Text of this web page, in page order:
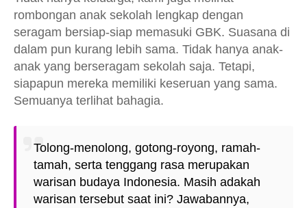
rombongan anak sekolah lengkap dengan
seragam bersiap-siap memasuki GBK. Suasana di
dalam pun kurang lebih sama. Tidak hanya anak-
anak yang berseragam sekolah saja. Tetapi,
siapapun mereka memiliki keseruan yang sama.
Semuanya terlihat bahagia.
Tolong-menolong, gotong-royong, ramah-
tamah, serta tenggang rasa merupakan
warisan budaya Indonesia. Masih adakah
warisan tersebut saat ini? Jawabannya,